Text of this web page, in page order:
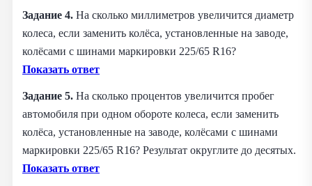
Задание 4. На сколько миллиметров увеличится диаметр
колеса, если заменить колёса, установленные на заводе,
колёсами с шинами маркировки 225/65 R16?
Показать ответ
Задание 5. На сколько процентов увеличится пробег
автомобиля при одном обороте колеса, если заменить
колёса, установленные на заводе, колёсами с шинами
маркировки 225/65 R16? Результат округлите до десятых.
Показать ответ